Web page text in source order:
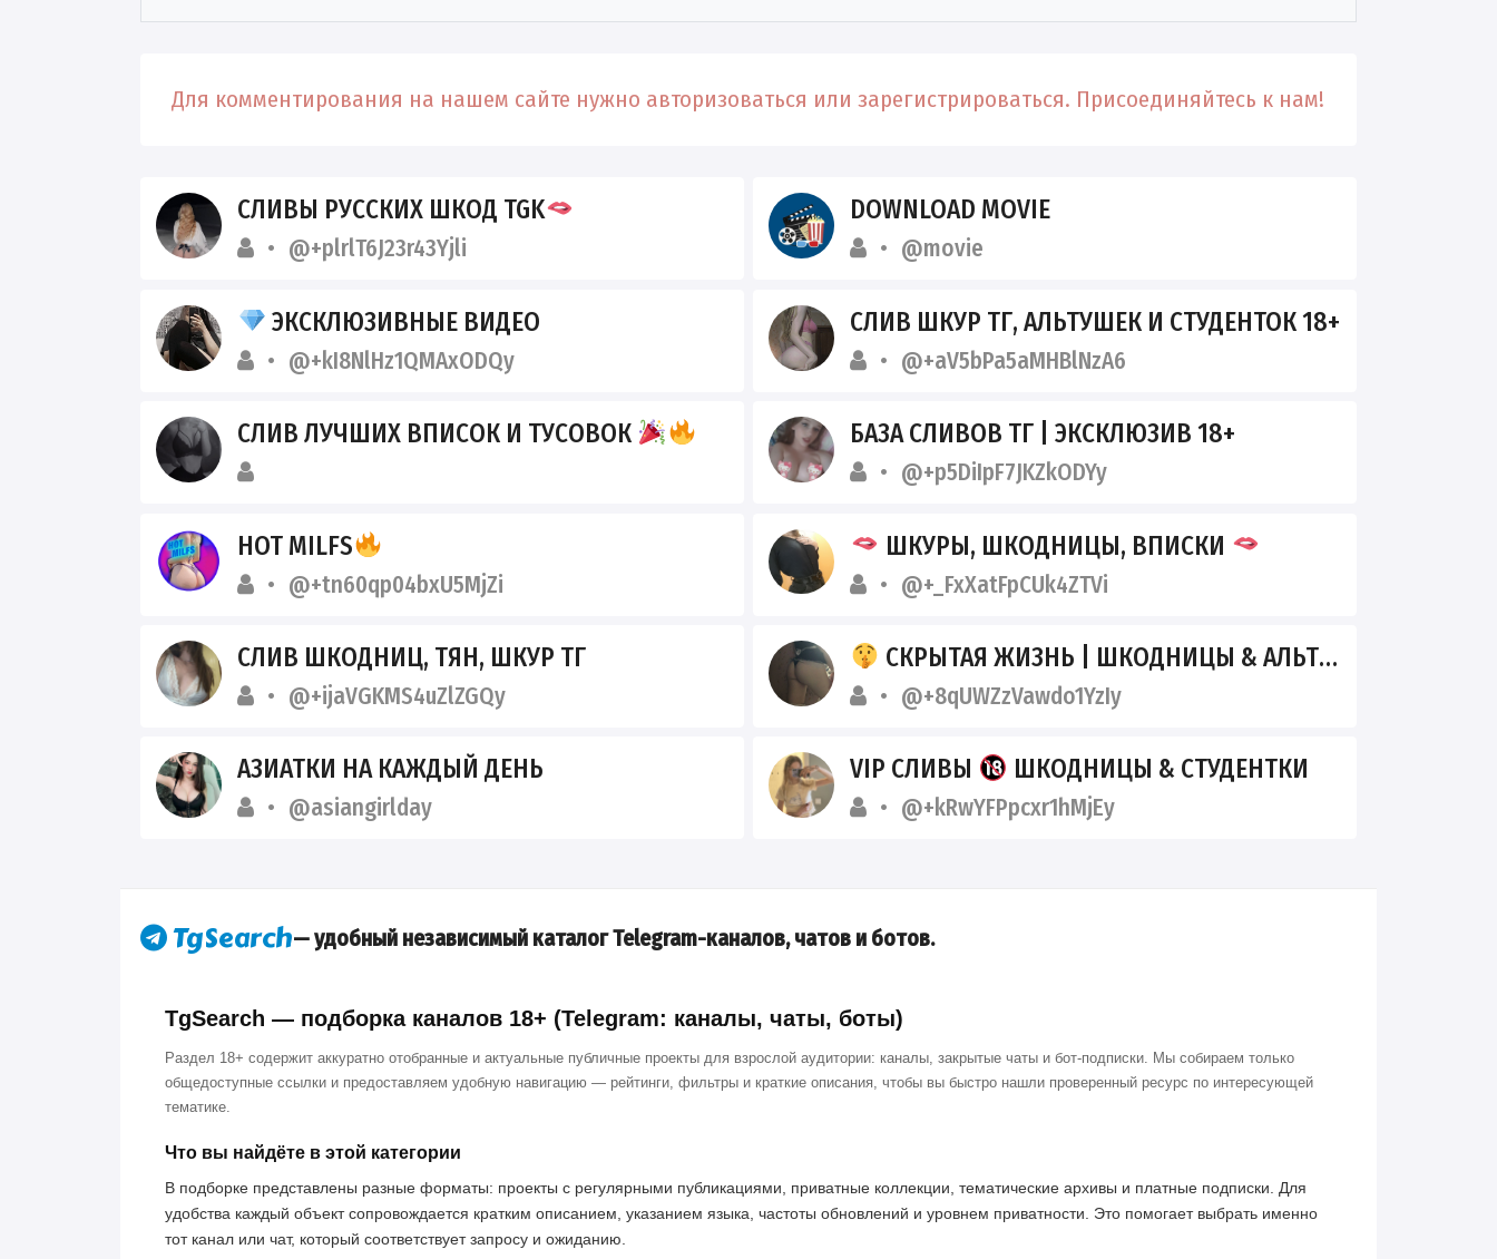
Для комментирования на нашем сайте нужно авторизоваться или зарегистрироваться. Присоединяйтесь к нам!
СЛИВЫ РУССКИХ ШКОД TGK
@+plrlT6J23r43Yjli
DOWNLOAD MOVIE
@movie
ЭКСКЛЮЗИВНЫЕ ВИДЕО
@+kI8NlHz1QMAxODQy
СЛИВ ШКУР ТГ, АЛЬТУШЕК И СТУДЕНТОК 18+
@+aV5bPa5aMHBlNzA6
СЛИВ ЛУЧШИХ ВПИСОК И ТУСОВОК БАЗА СЛИВОВ ТГ | ЭКСКЛЮЗИВ 18+
@+p5DiIpF7JKZkODYy
HOT MILFS
@+tn60qp04bxU5MjZi
ШКУРЫ, ШКОДНИЦЫ, ВПИСКИ
@+_FxXatFpCUk4ZTVi
СЛИВ ШКОДНИЦ, ТЯН, ШКУР ТГ
@+ijaVGKMS4uZlZGQy
СКРЫТАЯ ЖИЗНЬ | ШКОДНИЦЫ & АЛЬТУШКИ
@+8qUWZzVawdo1YzIy
АЗИАТКИ НА КАЖДЫЙ ДЕНЬ
@asiangirlday
VIP СЛИВЫ ШКОДНИЦЫ & СТУДЕНТКИ
@+kRwYFPpcxr1hMjEy
— удобный независимый каталог Telegram-каналов, чатов и ботов.
TgSearch — подборка каналов 18+ (Telegram: каналы, чаты, боты)
Раздел 18+ содержит аккуратно отобранные и актуальные публичные проекты для взрослой аудитории: каналы, закрытые чаты и бот-подписки. Мы собираем только
общедоступные ссылки и предоставляем удобную навигацию — рейтинги, фильтры и краткие описания, чтобы вы быстро нашли проверенный ресурс по интересующей
тематике.
Что вы найдёте в этой категории
В подборке представлены разные форматы: проекты с регулярными публикациями, приватные коллекции, тематические архивы и платные подписки. Для
удобства каждый объект сопровождается кратким описанием, указанием языка, частоты обновлений и уровнем приватности. Это помогает выбрать именно
тот канал или чат, который соответствует запросу и ожиданию.